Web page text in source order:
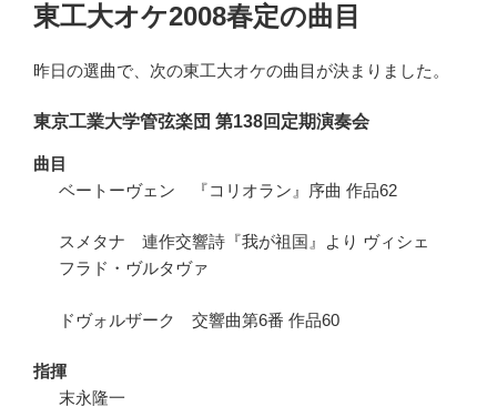
稿
日:
東工大オケ2008春定の曲目
昨日の選曲で、次の東工大オケの曲目が決まりました。
東京工業大学管弦楽団 第138回定期演奏会
曲目
ベートーヴェン 『コリオラン』序曲 作品62
スメタナ 連作交響詩『我が祖国』より ヴィシェ
フラド・ヴルタヴァ
ドヴォルザーク 交響曲第6番 作品60
指揮
末永隆一